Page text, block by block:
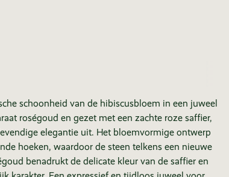
schoonheid van de hibiscusbloem in een juweel
roségoud en gezet met een zachte roze saffier,
elegantie uit. Het bloemvormige ontwerp
hoeken, waardoor de steen telkens een nieuwe
benadrukt de delicate kleur van de saffier en